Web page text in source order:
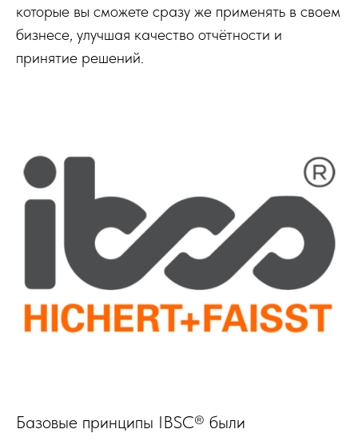
которые вы сможете сразу же применять в своем
бизнесе, улучшая качество отчётности и
принятие решений.
Базовые принципы IBSC® были